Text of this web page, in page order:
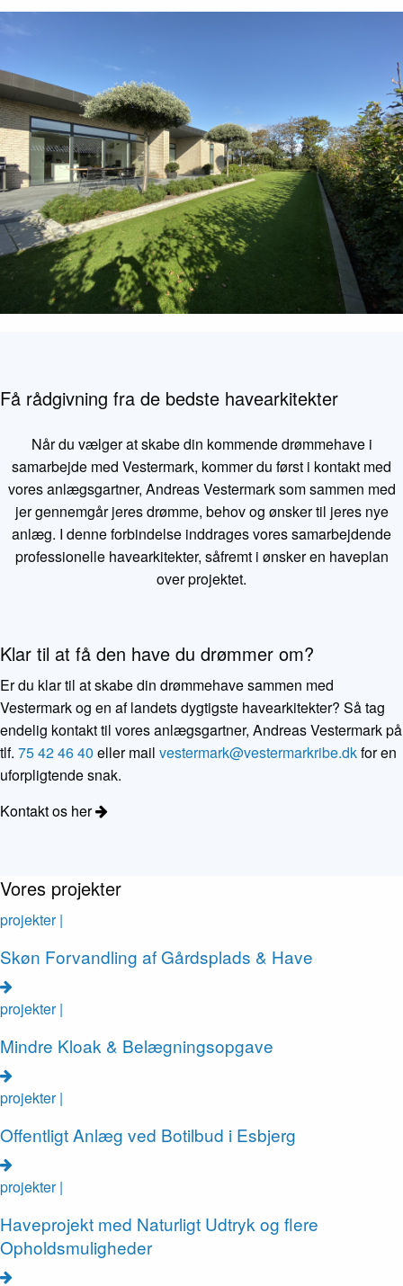
Få rådgivning fra de bedste havearkitekter
Når du vælger at skabe din kommende drømmehave i
samarbejde med Vestermark, kommer du først i kontakt med
vores anlægsgartner, Andreas Vestermark som sammen med
jer gennemgår jeres drømme, behov og ønsker til jeres nye
anlæg. I denne forbindelse inddrages vores samarbejdende
professionelle havearkitekter, såfremt i ønsker en haveplan
over projektet.
Klar til at få den have du drømmer om?
Er du klar til at skabe din drømmehave sammen med
Vestermark og en af landets dygtigste havearkitekter? Så tag
endelig kontakt til vores anlægsgartner, Andreas Vestermark på
tlf. 75 42 46 40 eller mail vestermark@vestermarkribe.dkfor en
uforpligtende snak.
Kontakt os her
Vores projekter
projekter |
Skøn Forvandling af Gårdsplads & Have
projekter |
Mindre Kloak & Belægningsopgave
projekter |
Offentligt Anlæg ved Botilbud i Esbjerg
projekter |
Haveprojekt med Naturligt Udtryk og flere
Opholdsmuligheder